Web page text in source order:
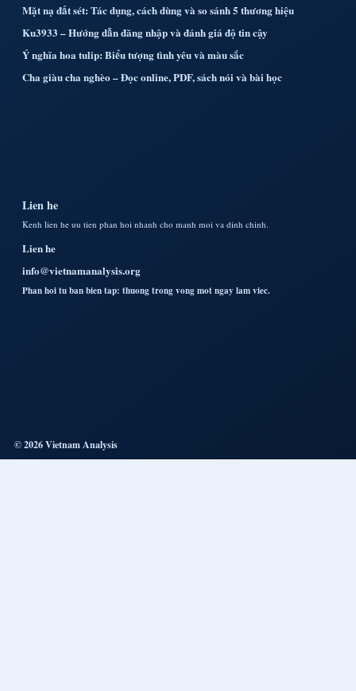
Mặt nạ đất sét: Tác dụng, cách dùng và so sánh 5 thương hiệu
Ku3933 – Hướng dẫn đăng nhập và đánh giá độ tin cậy
Ý nghĩa hoa tulip: Biểu tượng tình yêu và màu sắc
Cha giàu cha nghèo – Đọc online, PDF, sách nói và bài học
Lien he
Kenh lien he uu tien phan hoi nhanh cho manh moi va dinh chinh.
Lien he
info@vietnamanalysis.org
Phan hoi tu ban bien tap: thuong trong vong mot ngay lam viec.
© 2026 Vietnam Analysis